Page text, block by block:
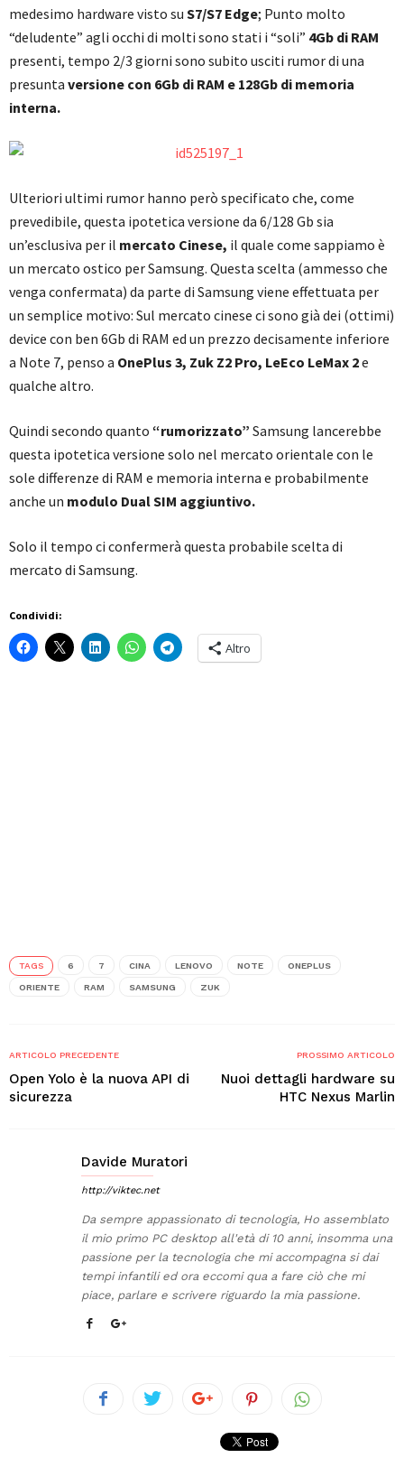
medesimo hardware visto su S7/S7 Edge; Punto molto
“deludente” agli occhi di molti sono stati i “soli” 4Gb di RAM
presenti, tempo 2/3 giorni sono subito usciti rumor di una
presunta versione con 6Gb di RAM e 128Gb di memoria
interna.
Ulteriori ultimi rumor hanno però specificato che, come
prevedibile, questa ipotetica versione da 6/128 Gb sia
un’esclusiva per il mercato Cinese, il quale come sappiamo è
un mercato ostico per Samsung. Questa scelta (ammesso che
venga confermata) da parte di Samsung viene effettuata per
un semplice motivo: Sul mercato cinese ci sono già dei (ottimi)
device con ben 6Gb di RAM ed un prezzo decisamente inferiore
a Note 7, penso a OnePlus 3, Zuk Z2 Pro, LeEco LeMax 2e
qualche altro.
Quindi secondo quanto “rumorizzato” Samsung lancerebbe
questa ipotetica versione solo nel mercato orientale con le
sole differenze di RAM e memoria interna e probabilmente
anche un modulo Dual SIM aggiuntivo.
Solo il tempo ci confermerà questa probabile scelta di
mercato di Samsung.
Condividi:
Altro
TAGS 6 7 CINA LENOVO NOTE ONEPLUS
ORIENTE RAM SAMSUNG ZUK
ARTICOLO PRECEDENTE
Open Yolo è la nuova API di
sicurezza
PROSSIMO ARTICOLO
Nuoi dettagli hardware su
HTC Nexus Marlin
Davide Muratori
http://viktec.net
Da sempre appassionato di tecnologia, Ho assemblato
il mio primo PC desktop all'età di 10 anni, insomma una
passione per la tecnologia che mi accompagna si dai
tempi infantili ed ora eccomi qua a fare ciò che mi
piace, parlare e scrivere riguardo la mia passione.